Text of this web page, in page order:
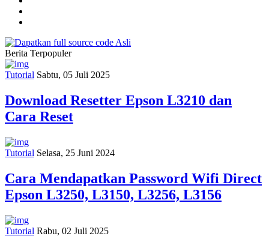
Berita Terpopuler
Tutorial Sabtu, 05 Juli 2025
Download Resetter Epson L3210 dan
Cara Reset
Tutorial Selasa, 25 Juni 2024
Cara Mendapatkan Password Wifi Direct
Epson L3250, L3150, L3256, L3156
Tutorial Rabu, 02 Juli 2025